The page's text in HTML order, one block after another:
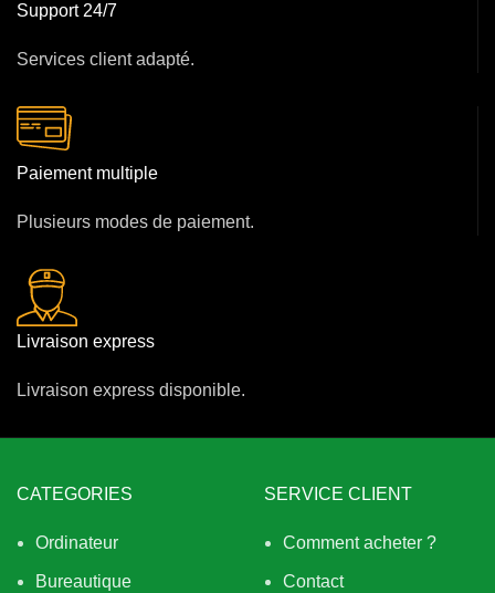
Support 24/7
Services client adapté.
Paiement multiple
Plusieurs modes de paiement.
Livraison express
Livraison express disponible.
CATEGORIES
Ordinateur
Bureautique
SERVICE CLIENT
Comment acheter ?
Contact